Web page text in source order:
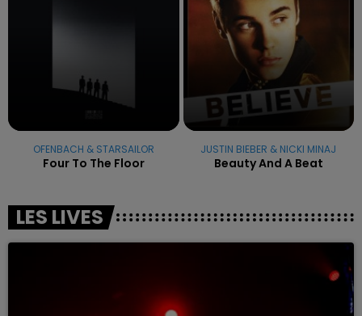
OFENBACH & STARSAILOR
Four To The Floor
JUSTIN BIEBER & NICKI MINAJ
Beauty And A Beat
LES LIVES